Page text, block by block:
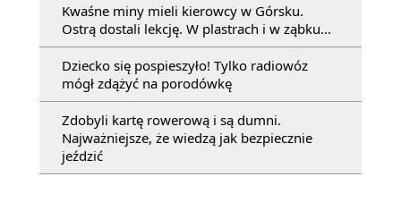
Kwaśne miny mieli kierowcy w Górsku.
Ostrą dostali lekcję. W plastrach i w ząbku...
Dziecko się pospieszyło! Tylko radiowóz
mógł zdążyć na porodówkę
Zdobyli kartę rowerową i są dumni.
Najważniejsze, że wiedzą jak bezpiecznie
jeździć